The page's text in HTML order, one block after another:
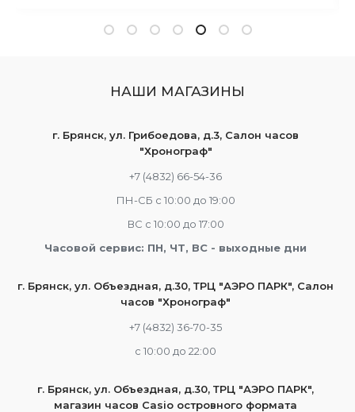
НАШИ МАГАЗИНЫ
г. Брянск, ул. Грибоедова, д.3, Салон часов
"Хронограф"
+7 (4832) 66-54-36
ПН-СБ с 10:00 до 19:00
ВС с 10:00 до 17:00
Часовой сервис: ПН, ЧТ, ВС - выходные дни
г. Брянск, ул. Объездная, д.30, ТРЦ "АЭРО ПАРК", Салон
часов "Хронограф"
+7 (4832) 36-70-35
c 10:00 до 22:00
г. Брянск, ул. Объездная, д.30, ТРЦ "АЭРО ПАРК",
магазин часов Casio островного формата